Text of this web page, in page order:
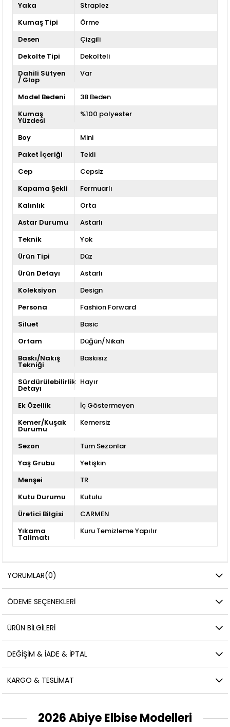
Yaka
Straplez
Kumaş Tipi
Örme
Desen
Çizgili
Dekolte Tipi
Dekolteli
Dahili Sütyen
/ Glop
Var
Model Bedeni
38 Beden
Kumaş
Yüzdesi
%100 polyester
Boy
Mini
Paket İçeriği
Tekli
Cep
Cepsiz
Kapama Şekli
Fermuarlı
Kalınlık
Orta
Astar Durumu
Astarlı
Teknik
Yok
Ürün Tipi
Düz
Ürün Detayı
Astarlı
Koleksiyon
Design
Persona
Fashion Forward
Siluet
Basic
Ortam
Düğün/Nikah
Baskı/Nakış
Tekniği
Baskısız
Sürdürülebilirlik
Detayı
Hayır
Ek Özellik
İç Göstermeyen
Kemer/Kuşak
Durumu
Kemersiz
Sezon
Tüm Sezonlar
Yaş Grubu
Yetişkin
Menşei
TR
Kutu Durumu
Kutulu
Üretici Bilgisi
CARMEN
Yıkama
Talimatı
Kuru Temizleme Yapılır
YORUMLAR(0)
ÖDEME SEÇENEKLERI
ÜRÜN BILGILERI
DEĞIŞIM & İADE & İPTAL
KARGO & TESLIMAT
2026 Abiye Elbise Modelleri